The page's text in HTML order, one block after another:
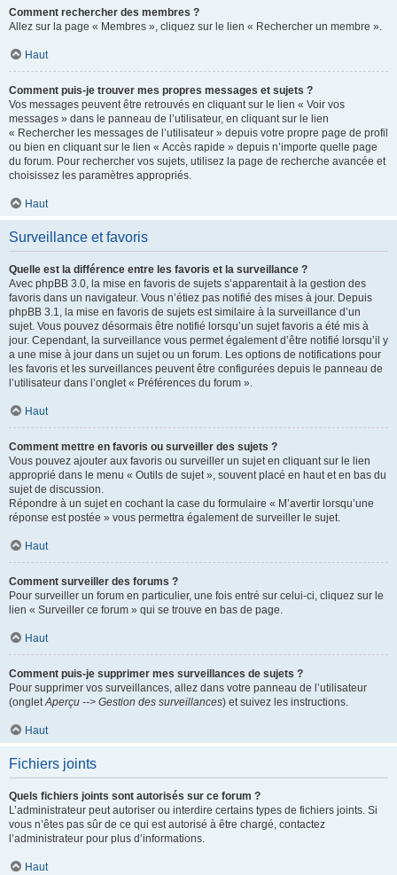
Comment rechercher des membres ?
Allez sur la page « Membres », cliquez sur le lien « Rechercher un membre ».
Haut
Comment puis-je trouver mes propres messages et sujets ?
Vos messages peuvent être retrouvés en cliquant sur le lien « Voir vos
messages » dans le panneau de l’utilisateur, en cliquant sur le lien
« Rechercher les messages de l’utilisateur » depuis votre propre page de profil
ou bien en cliquant sur le lien « Accès rapide » depuis n’importe quelle page
du forum. Pour rechercher vos sujets, utilisez la page de recherche avancée et
choisissez les paramètres appropriés.
Haut
Surveillance et favoris
Quelle est la différence entre les favoris et la surveillance ?
Avec phpBB 3.0, la mise en favoris de sujets s’apparentait à la gestion des
favoris dans un navigateur. Vous n’étiez pas notifié des mises à jour. Depuis
phpBB 3.1, la mise en favoris de sujets est similaire à la surveillance d’un
sujet. Vous pouvez désormais être notifié lorsqu’un sujet favoris a été mis à
jour. Cependant, la surveillance vous permet également d’être notifié lorsqu’il y
a une mise à jour dans un sujet ou un forum. Les options de notifications pour
les favoris et les surveillances peuvent être configurées depuis le panneau de
l’utilisateur dans l’onglet « Préférences du forum ».
Haut
Comment mettre en favoris ou surveiller des sujets ?
Vous pouvez ajouter aux favoris ou surveiller un sujet en cliquant sur le lien
approprié dans le menu « Outils de sujet », souvent placé en haut et en bas du
sujet de discussion.
Répondre à un sujet en cochant la case du formulaire « M’avertir lorsqu’une
réponse est postée » vous permettra également de surveiller le sujet.
Haut
Comment surveiller des forums ?
Pour surveiller un forum en particulier, une fois entré sur celui-ci, cliquez sur le
lien « Surveiller ce forum » qui se trouve en bas de page.
Haut
Comment puis-je supprimer mes surveillances de sujets ?
Pour supprimer vos surveillances, allez dans votre panneau de l’utilisateur
(ongletAperçu --> Gestion des surveillances) et suivez les instructions.
Haut
Fichiers joints
Quels fichiers joints sont autorisés sur ce forum ?
L’administrateur peut autoriser ou interdire certains types de fichiers joints. Si
vous n’êtes pas sûr de ce qui est autorisé à être chargé, contactez
l’administrateur pour plus d’informations.
Haut